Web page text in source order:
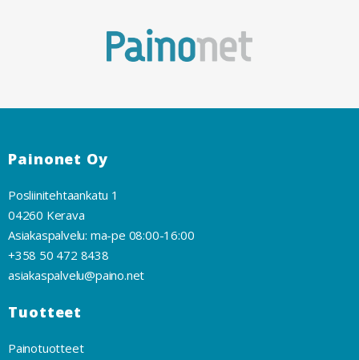
Painonet Oy
Posliinitehtaankatu 1
04260 Kerava
Asiakaspalvelu: ma-pe 08:00-16:00
+358 50 472 8438
asiakaspalvelu@paino.net
Tuotteet
Painotuotteet